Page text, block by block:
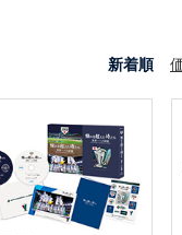
新着順